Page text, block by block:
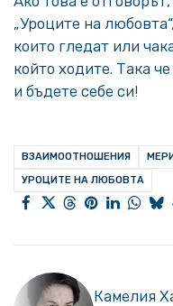
„Уроците на
които гледат или
който ходите. Така
и бъдете себе си!
ВЗАИМООТНОШЕНИЯ
УРОЦИТЕ НА ЛЮБОВТА
Камелия